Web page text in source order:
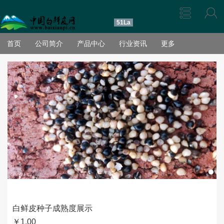
51La
首页 公司简介 产品中心 行业资讯 更多
白鲜皮种子成熟度展示
￥ 1.00